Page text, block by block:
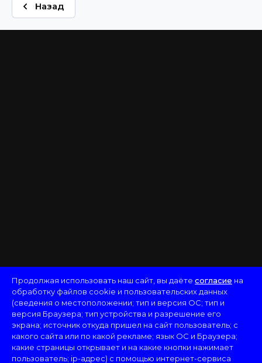
Назад
Продолжая использовать наш сайт, вы даёте согласие на
обработку файлов cookie и пользовательских данных
(сведения о местоположении; тип и версия ОС; тип и
версия Браузера; тип устройства и разрешение его
экрана; источник откуда пришел на сайт пользователь; с
какого сайта или по какой рекламе; язык ОС и Браузера;
какие страницы открывает и на какие кнопки нажимает
пользователь; ip-адрес) с помощью интернет-сервиса